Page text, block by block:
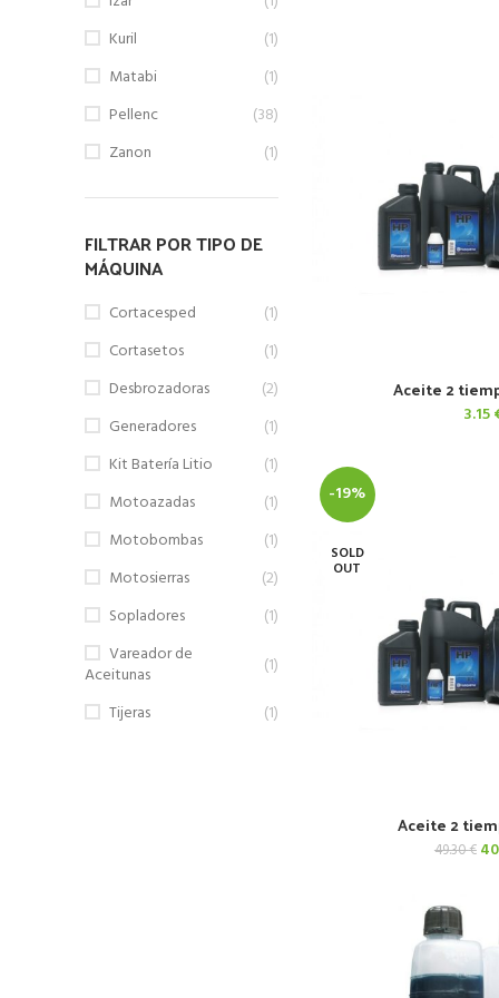
Kuril
(1)
Matabi
(1)
Pellenc
(38)
Zanon
(1)
FILTRAR POR TIPO DE
MÁQUINA
Cortacesped
(1)
Cortasetos
(1)
Desbrozadoras
(2)
Generadores
(1)
Kit Batería Litio
(1)
Motoazadas
(1)
Motobombas
(1)
Motosierras
(2)
Sopladores
(1)
Vareador de
Aceitunas
(1)
Tijeras
(1)
AÑADIR AL
Aceite 2
3.15
-19%
SOLD
OUT
LEER
Aceite 2
49.30€ El